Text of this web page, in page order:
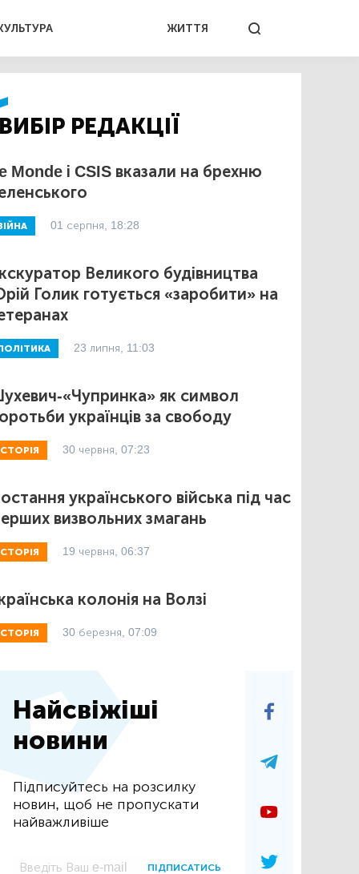
ЖИТТЯ
ВИБІР РЕДАКЦІЇ
Monde і CSIS вказали на брехню
01 серпня, 18:28
Великого будівництва
Голик готується «заробити» на
23 липня, 11:03
«Чупринка» як символ
українців за свободу
30 червня, 07:23
українського війська під час
визвольних змагань
19 червня, 06:37
колонія на Волзі
30 березня, 07:09
Найсвіжіші
новини
Підписуйтесь на розсилку
новин, щоб не пропускати
найважливіше
ПІДПИСАТИСЬ